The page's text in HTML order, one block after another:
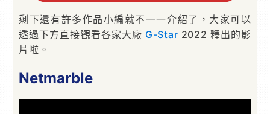
剩下還有許多作品小編就不一一介紹了，大家可以
透過下方直接觀看各家大廠 G-Star 2022 釋出的影
片啦。
Netmarble